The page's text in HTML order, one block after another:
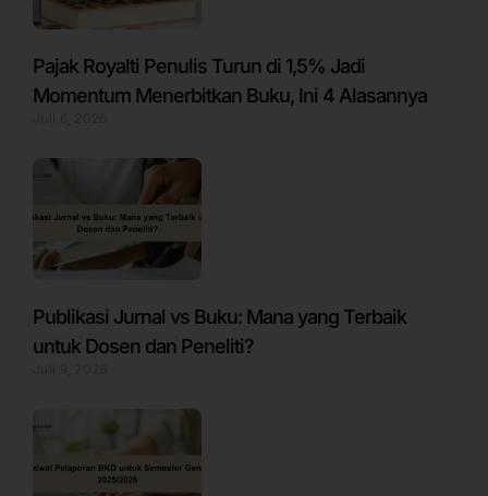
Pajak Royalti Penulis Turun di 1,5% Jadi
Momentum Menerbitkan Buku, Ini 4 Alasannya
Publikasi Jurnal vs Buku: Mana yang Terbaik
untuk Dosen dan Peneliti?